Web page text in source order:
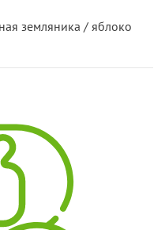
земляника / яблоко